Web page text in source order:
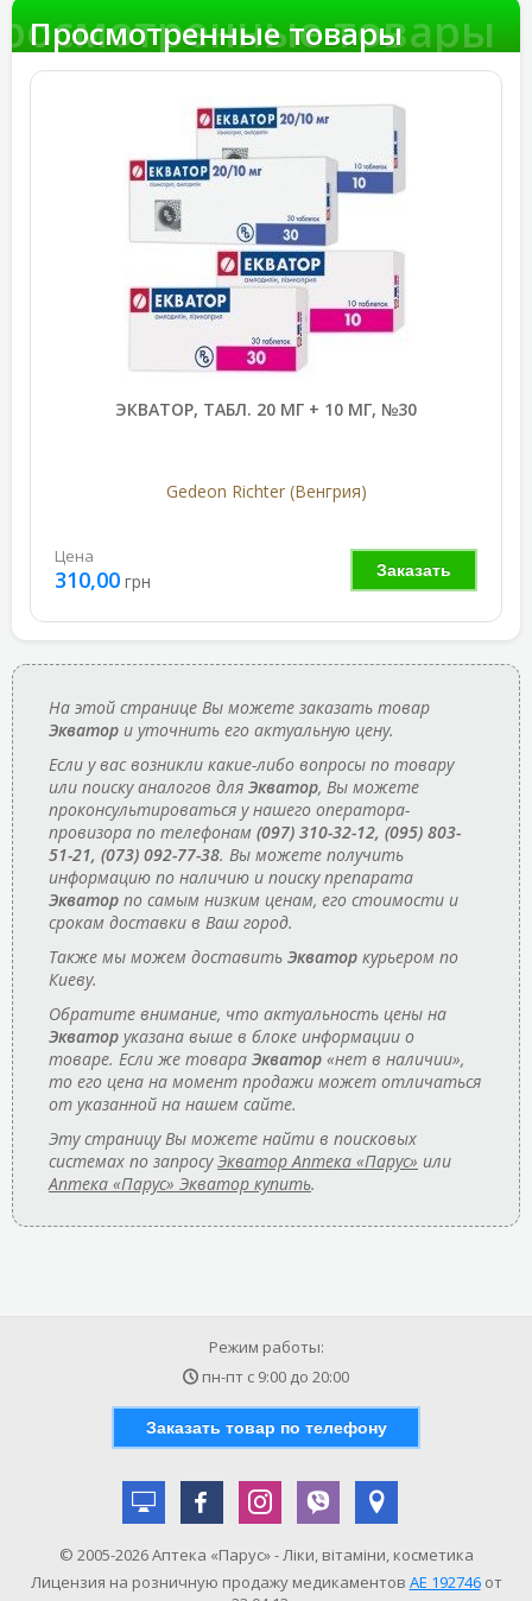
товары
Просмотренные товары
ЭКВАТОР, ТАБЛ. 20 МГ + 10 МГ, №30
Gedeon Richter (Венгрия)
Заказать
Цена
310,00 грн
На этой странице Вы можете заказать товар
Экватор и уточнить его актуальную цену.
Если у вас возникли какие-либо вопросы по товару
или поиску аналогов для Экватор, Вы можете
проконсультироваться у нашего оператора-
провизора по телефонам (097) 310-32-12, (095) 803-
51-21, (073) 092-77-38. Вы можете получить
информацию по наличию и поиску препарата
Экватор по самым низким ценам, его стоимости и
срокам доставки в Ваш город.
Также мы можем доставить Экватор курьером по
Киеву.
Обратите внимание, что актуальность цены на
Экватор указана выше в блоке информации о
товаре. Если же товара Экватор «нет в наличии»,
то его цена на момент продажи может отличаться
от указанной на нашем сайте.
Эту страницу Вы можете найти в поисковых
системах по запросуЭкватор Аптека «Парус» или
Аптека «Парус» Экватор купить.
Режим работы:
пн-пт с 9:00 до 20:00
Заказать товар по телефону
© 2005-2026 Аптека «Парус» - Ліки, вітаміни, косметика
Лицензия на розничную продажу медикаментов АE 192746от